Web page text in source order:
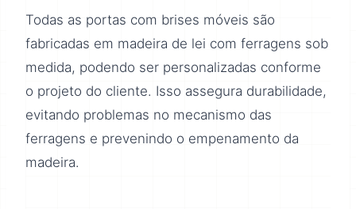
Todas as portas com brises móveis são
fabricadas em madeira de lei com ferragens sob
medida, podendo ser personalizadas conforme
o projeto do cliente. Isso assegura durabilidade,
evitando problemas no mecanismo das
ferragens e prevenindo o empenamento da
madeira.